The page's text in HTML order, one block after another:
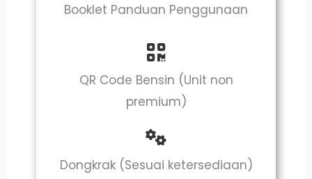
Booklet Panduan Penggunaan
QR Code Bensin (Unit non
premium)
Dongkrak (Sesuai ketersediaan)